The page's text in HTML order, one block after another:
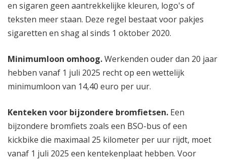
en sigaren geen aantrekkelijke kleuren, logo's of
teksten meer staan. Deze regel bestaat voor pakjes
sigaretten en shag al sinds 1 oktober 2020.
Minimumloon omhoog.Werkenden ouder dan 20 jaar
hebben vanaf 1 juli 2025 recht op een wettelijk
minimumloon van 14,40 euro per uur.
Kenteken voor bijzondere bromfietsen. Een
bijzondere bromfiets zoals een BSO-bus of een
kickbike die maximaal 25 kilometer per uur rijdt, moet
vanaf 1 juli 2025 een kentekenplaat hebben. Voor